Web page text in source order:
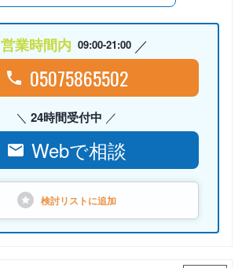
営業時間内 09:00-21:00
05075865502
24時間受付中
Webで相談
検討リストに追加